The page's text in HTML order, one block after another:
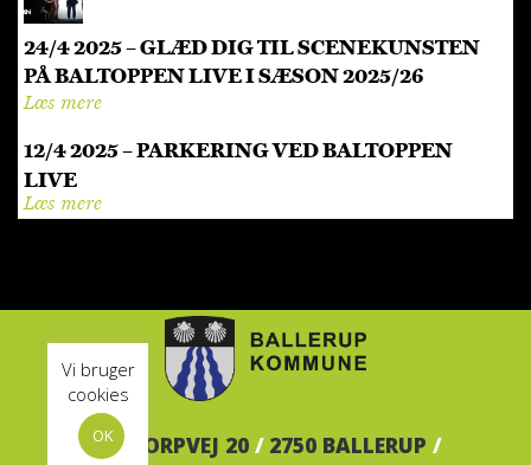
24/4 2025 – GLÆD DIG TIL SCENEKUNSTEN
PÅ BALTOPPEN LIVE I SÆSON 2025/26
Læs mere
12/4 2025 – PARKERING VED BALTOPPEN
LIVE
Læs mere
Vi bruger
cookies
OK
BALTORPVEJ 20 / 2750 BALLERUP /